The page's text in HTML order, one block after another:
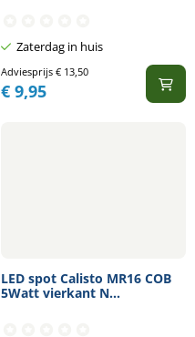
Zaterdag in huis
Adviesprijs €13,50
€9,95
LED spot Calisto MR16 COB
5Watt vierkant N...